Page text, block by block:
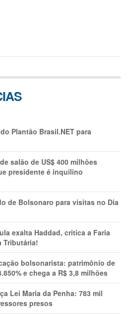
Plantão Brasil.NET para
salão de US$ 400 milhões
presidente é inquilino
de Bolsonaro para visitas no Dia
exalta Haddad, critica a Faria
Tributária!
bolsonarista: patrimônio de
e chega a R$ 3,8 milhões
Lei Maria da Penha: 783 mil
presos